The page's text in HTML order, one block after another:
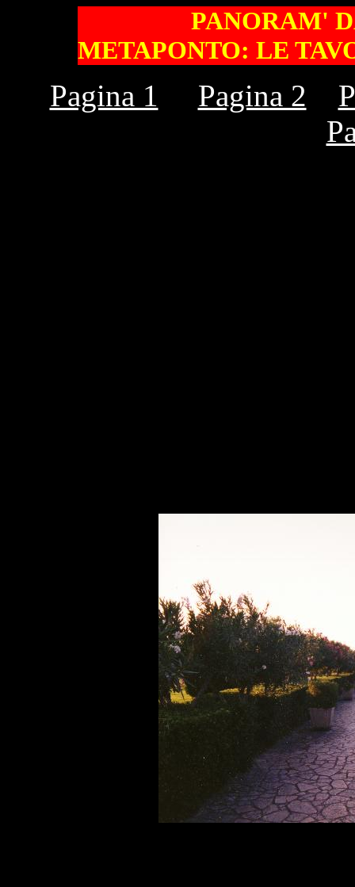
PANORAM'
METAPONTO: LE
Pagina 1 Pagina 2